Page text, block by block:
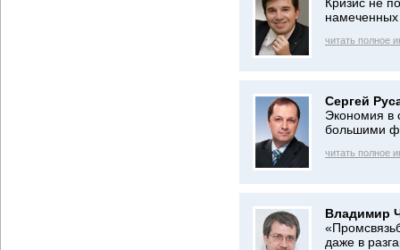
читать полное
Сергей
Экономия в
большими
читать полное
Владимир
даже в